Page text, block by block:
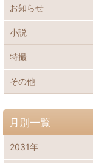
お知らせ
小説
特撮
その他
月別一覧
2031年